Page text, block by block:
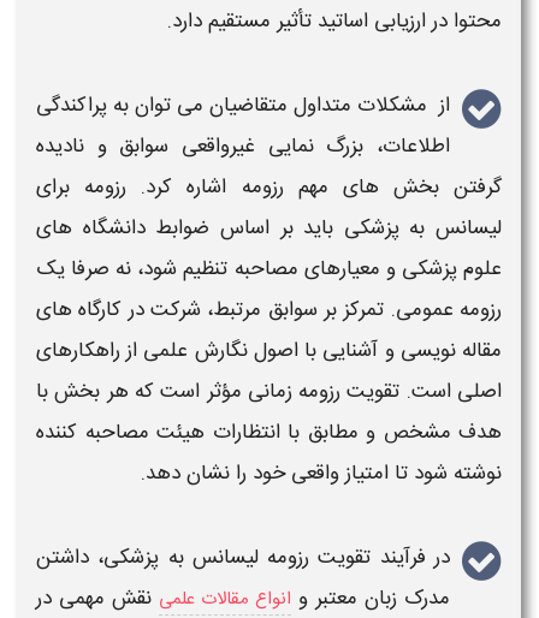
محتوا در ارزیابی اساتید تأثیر مستقیم دارد.
از مشکلات متداول متقاضیان می توان به پراکندگی
اطلاعات، بزرگ نمایی غیرواقعی سوابق و نادیده
گرفتن بخش های مهم رزومه اشاره کرد. رزومه برای
لیسانس به پزشکی باید بر اساس ضوابط دانشگاه های
علومپزشکیو معیارهای مصاحبه تنظیم شود، نه صرفا یک
رزومه عمومی. تمرکز بر سوابق مرتبط، شرکت در کارگاه های
مقاله نویسی و آشنایی با اصول نگارش علمی از راهکارهای
اصلی است. تقویت رزومه زمانی مؤثر است که هر بخش با
هدف مشخص و مطابق با انتظارات هیئت مصاحبه کننده
نوشته شود تا امتیاز واقعی خود را نشان دهد.
در فرآیند تقویترزومه لیسانس به پزشکی، داشتن
مدرک زبان معتبر و انواع مقالات علمی نقش مهمی در